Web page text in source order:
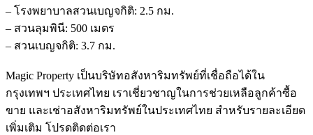
– โรงพยาบาลสวนเบญจกิติ: 2.5 กม.
– สวนลุมพินี: 500 เมตร
– สวนเบญจกิติ: 3.7 กม.
Magic Property เป็นบริษัทอสังหาริมทรัพย์ที่เชื่อถือได้ใน
กรุงเทพฯ ประเทศไทย เราเชี่ยวชาญในการช่วยเหลือลูกค้าซื้อ
ขาย และเช่าอสังหาริมทรัพย์ในประเทศไทย สำหรับรายละเอียด
เพิ่มเติม โปรดติดต่อเรา